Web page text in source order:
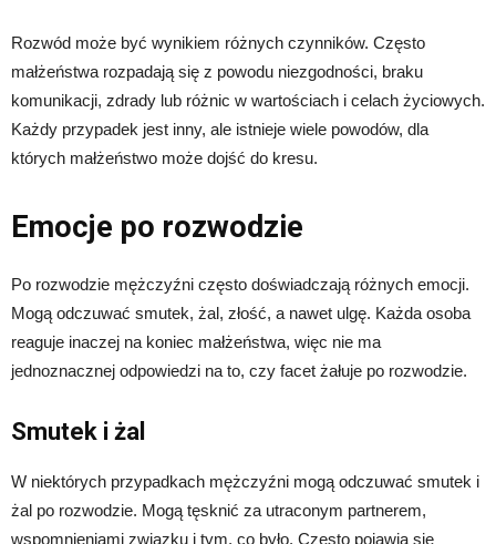
Rozwód może być wynikiem różnych czynników. Często
małżeństwa rozpadają się z powodu niezgodności, braku
komunikacji, zdrady lub różnic w wartościach i celach życiowych.
Każdy przypadek jest inny, ale istnieje wiele powodów, dla
których małżeństwo może dojść do kresu.
Emocje po rozwodzie
Po rozwodzie mężczyźni często doświadczają różnych emocji.
Mogą odczuwać smutek, żal, złość, a nawet ulgę. Każda osoba
reaguje inaczej na koniec małżeństwa, więc nie ma
jednoznacznej odpowiedzi na to, czy facet żałuje po rozwodzie.
Smutek i żal
W niektórych przypadkach mężczyźni mogą odczuwać smutek i
żal po rozwodzie. Mogą tęsknić za utraconym partnerem,
wspomnieniami związku i tym, co było. Często pojawia się